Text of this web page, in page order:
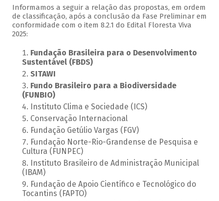
Informamos a seguir a relação das propostas, em ordem
de classificação, após a conclusão da Fase Preliminar em
conformidade com o item 8.2.1 do Edital Floresta Viva
2025:
Fundação Brasileira para o Desenvolvimento
Sustentável (FBDS)
SITAWI
Fundo Brasileiro para a Biodiversidade
(FUNBIO)
Instituto Clima e Sociedade (ICS)
Conservação Internacional
Fundação Getúlio Vargas (FGV)
Fundação Norte-Rio-Grandense de Pesquisa e
Cultura (FUNPEC)
Instituto Brasileiro de Administração Municipal
(IBAM)
Fundação de Apoio Científico e Tecnológico do
Tocantins (FAPTO)